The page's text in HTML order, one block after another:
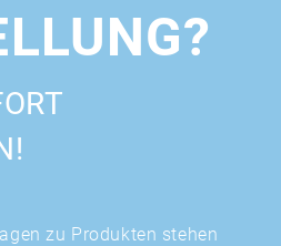
zu Produkten stehen